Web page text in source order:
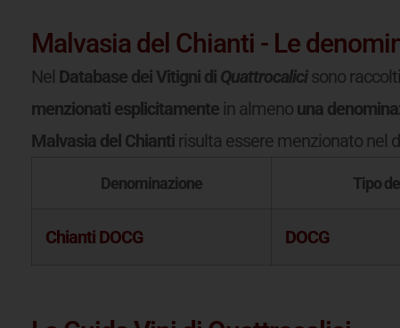
Malvasia del Chianti - Le
Nel Database dei Vitigni di Quattrocalicisono
menzionati esplicitamentein almeno una
Malvasia del Chiantirisulta essere menzionato nel
Denominazione Tipo
Chianti DOCG DOCG